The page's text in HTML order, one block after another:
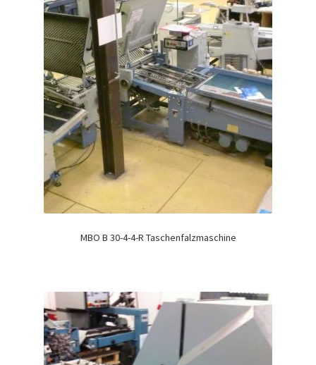
MBO B 30-4-4-R Taschenfalzmaschine